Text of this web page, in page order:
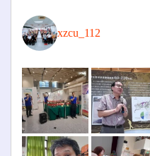
xzcu_112